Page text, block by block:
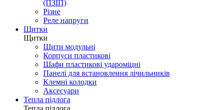
(ПЗІП)
Різне
Реле напруги
Щитки
Щитки
Щити модульні
Корпуси пластикові
Шафи пластикові удароміцні
Панелі для встановлення лічильників
Клемні колодки
Аксесуари
Тепла підлога
Тепла підлога